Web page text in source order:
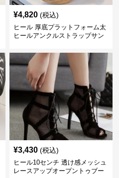
¥4,820 (税込)
ヒール 厚底プラットフォーム太
ヒールアンクルストラップサン
¥3,430 (税込)
ヒール10センチ 透け感メッシュ
レースアップオープントゥブー